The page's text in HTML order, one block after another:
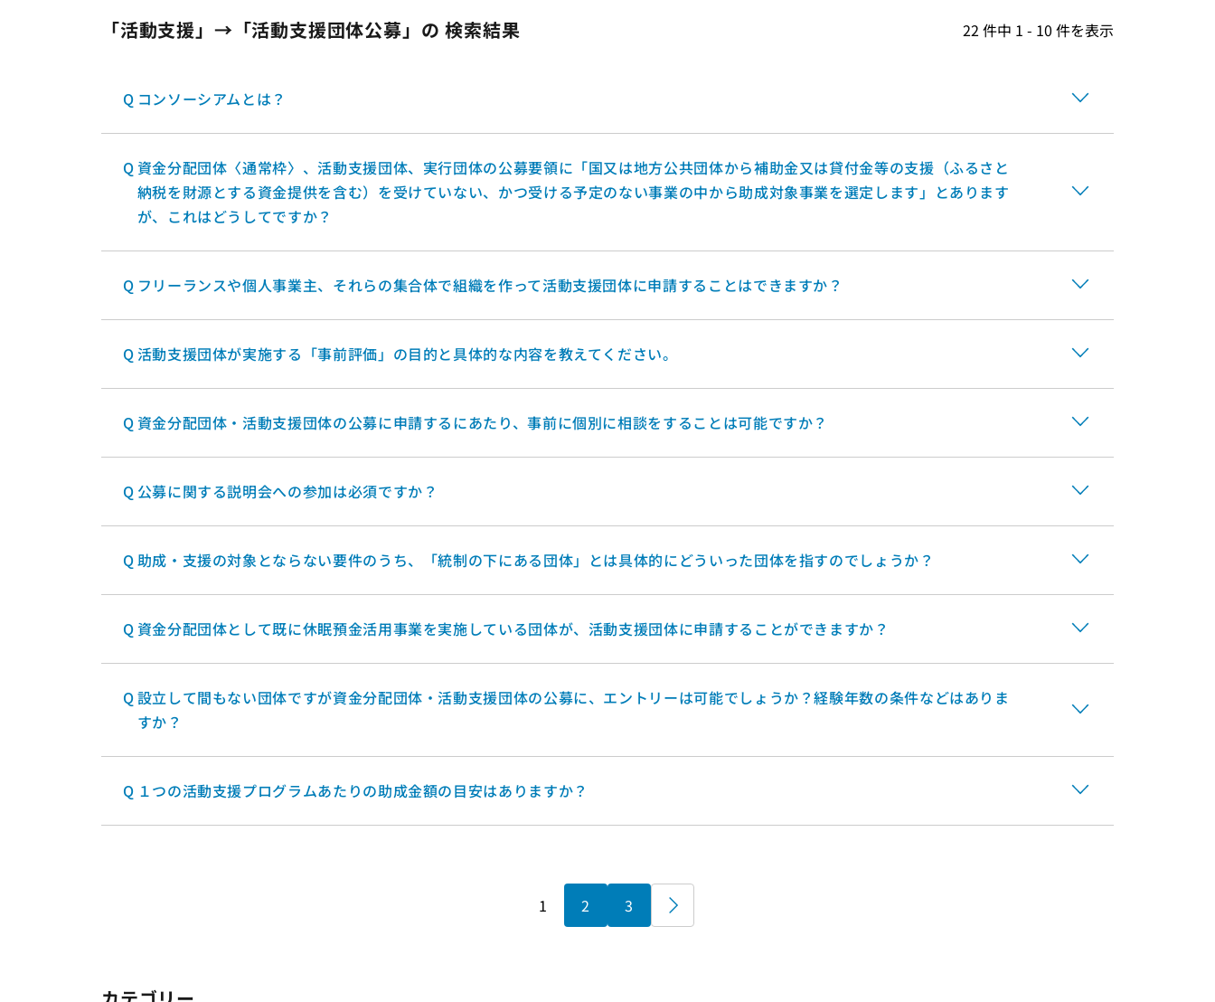
「活動支援」→「活動支援団体公募」の 検索結果 22 件中 1 - 10 件を表示
Q コンソーシアムとは？
Q資金分配団体〈通常枠〉、活動支援団体、実行団体の公募要領に「国又は地方公共団体から補助金又は貸付金等の支援（ふるさと
納税を財源とする資金提供を含む）を受けていない、かつ受ける予定のない事業の中から助成対象事業を選定します」とあります
が、これはどうしてですか？
Q フリーランスや個人事業主、それらの集合体で組織を作って活動支援団体に申請することはできますか？
Q活動支援団体が実施する「事前評価」の目的と具体的な内容を教えてください。
Q資金分配団体・活動支援団体の公募に申請するにあたり、事前に個別に相談をすることは可能ですか？
Q 公募に関する説明会への参加は必須ですか？
Q助成・支援の対象とならない要件のうち、「統制の下にある団体」とは具体的にどういった団体を指すのでしょうか？
Q資金分配団体として既に休眠預金活用事業を実施している団体が、活動支援団体に申請することができますか？
Q設立して間もない団体ですが資金分配団体・活動支援団体の公募に、エントリーは可能でしょうか？経験年数の条件などはありま
すか？
Q １つの活動支援プログラムあたりの助成金額の目安はありますか？
1 2 3 »